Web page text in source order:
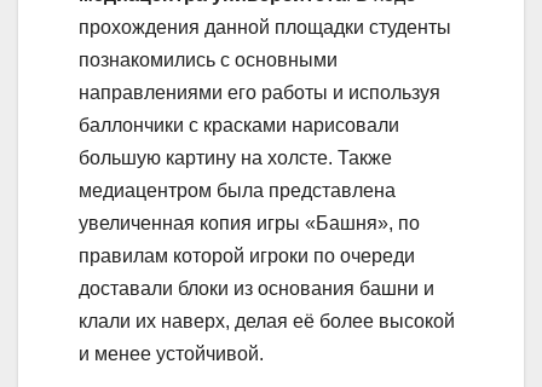
прохождения данной площадки студенты
познакомились с основными
направлениями его работы и используя
баллончики с красками нарисовали
большую картину на холсте. Также
медиацентром была представлена
увеличенная копия игры «Башня», по
правилам которой игроки по очереди
доставали блоки из основания башни и
клали их наверх, делая её более высокой
и менее устойчивой.